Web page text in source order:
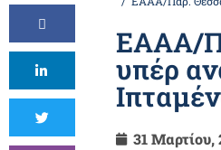
ΕΑΑΑ/
υπέρ
31 Μαρτίου,